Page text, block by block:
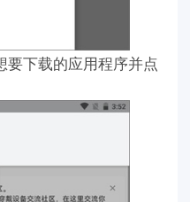
要下载的应用程序并点